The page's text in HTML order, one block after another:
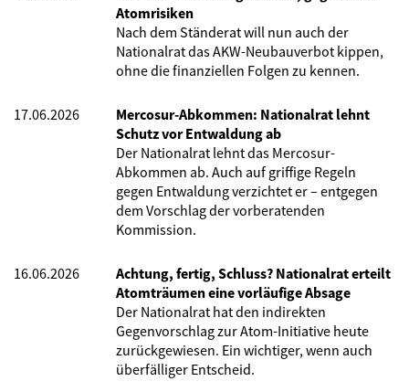
Atomrisiken
Nach dem Ständerat will nun auch der
Nationalrat das AKW-Neubauverbot kippen,
ohne die finanziellen Folgen zu kennen.
17.06.2026
Mercosur-Abkommen: Nationalrat lehnt
Schutz vor Entwaldung ab
Der Nationalrat lehnt das Mercosur-
Abkommen ab. Auch auf griffige Regeln
gegen Entwaldung verzichtet er – entgegen
dem Vorschlag der vorberatenden
Kommission.
16.06.2026
Achtung, fertig, Schluss? Nationalrat erteilt
Atomträumen eine vorläufige Absage
Der Nationalrat hat den indirekten
Gegenvorschlag zur Atom-Initiative heute
zurückgewiesen. Ein wichtiger, wenn auch
überfälliger Entscheid.